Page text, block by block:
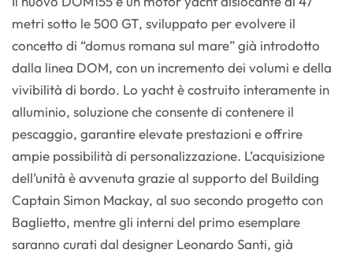
metri sotto le 500 GT, sviluppato per evolvere il
concetto di “domus romana sul mare” già introdotto
dalla linea DOM, con un incremento dei volumi e della
vivibilità di bordo. Lo yacht è costruito interamente in
alluminio, soluzione che consente di contenere il
pescaggio, garantire elevate prestazioni e offrire
ampie possibilità di personalizzazione. L’acquisizione
dell’unità è avvenuta grazie al supporto del Building
Captain Simon Mackay, al suo secondo progetto con
Baglietto, mentre gli interni del primo esemplare
saranno curati dal designer Leonardo Santi, già